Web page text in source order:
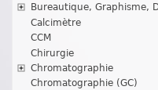
Bureautique, Graphisme,
Calcimètre
CCM
Chirurgie
Chromatographie
Chromatographie (GC)